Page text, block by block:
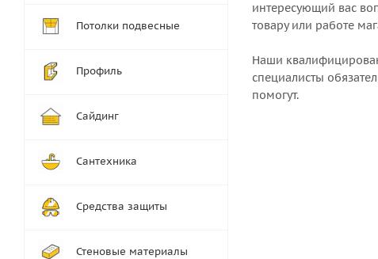
интересующий вас
товару или работе
Наши
специалисты
помогут.
Потолки подвесные
Профиль
Сайдинг
Сантехника
Средства защиты
Стеновые материалы